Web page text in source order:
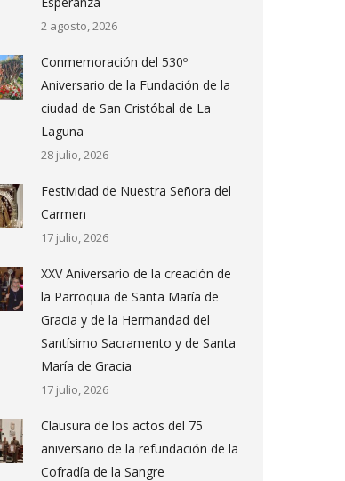
2 agosto, 2026
Conmemoración del 530º
Aniversario de la Fundación de la
ciudad de San Cristóbal de La
Laguna
28 julio, 2026
Festividad de Nuestra Señora del
Carmen
17 julio, 2026
XXV Aniversario de la creación de
la Parroquia de Santa María de
Gracia y de la Hermandad del
Santísimo Sacramento y de Santa
María de Gracia
17 julio, 2026
Clausura de los actos del 75
aniversario de la refundación de la
Cofradía de la Sangre